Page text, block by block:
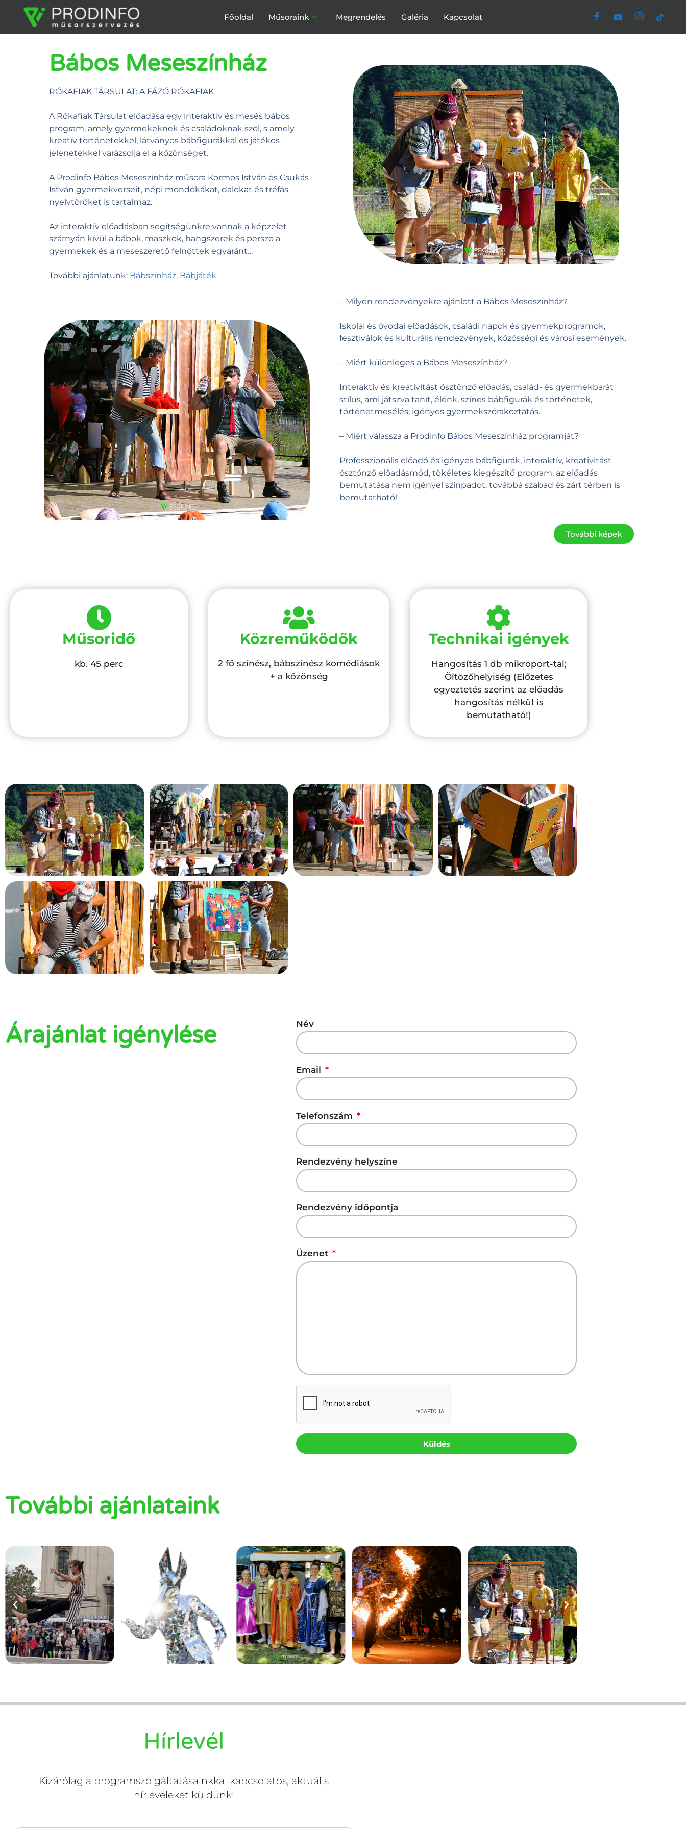
Főoldal Műsoraink Megrendelés Galéria Kapcsolat
Bábos Meseszínház
RÓKAFIAK TÁRSULAT: A FÁZÓ RÓKAFIAK
A Rókafiak Társulat előadása egy interaktív és mesés bábos
program, amely gyermekeknek és családoknak szól, s amely
kreatív történetekkel, látványos bábfigurákkal és játékos
jelenetekkel varázsolja el a közönséget.
A Prodinfo Bábos Meseszínház műsora Kormos István és Csukás
István gyermekverseit, népi mondókákat, dalokat és tréfás
nyelvtörőket is tartalmaz.
Az interaktív előadásban segítségünkre vannak a képzelet
szárnyán kívül a bábok, maszkok, hangszerek és persze a
gyermekek és a meseszerető felnőttek egyaránt…
További ajánlatunk: Bábszínház, Bábjáték
– Milyen rendezvényekre ajánlott a Bábos Meseszínház?
Iskolai és óvodai előadások, családi napok és gyermekprogramok,
fesztiválok és kulturális rendezvények, közösségi és városi események.
– Miért különleges a Bábos Meseszínház?
Interaktív és kreativitást ösztönző előadás, család- és gyermekbarát
stílus, ami játszva tanít, élénk, színes bábfigurák és történetek,
történetmesélés, igényes gyermekszórakoztatás.
– Miért válassza a Prodinfo Bábos Meseszínház programját?
Professzionális előadó és igényes bábfigurák, interaktív, kreativitást
ösztönző előadásmód, tökéletes kiegészítő program, az előadás
bemutatása nem igényel színpadot, továbbá szabad és zárt térben is
bemutatható!
További képek
Műsoridő
kb. 45 perc
Közreműködők
2 fő színész, bábszínész komédiások
+ a közönség
Technikai igények
Hangosítás 1 db mikroport-tal;
Öltözőhelyiség (Előzetes
egyeztetés szerint az előadás
hangosítás nélkül is
bemutatható!)
Árajánlat igénylése Név
Email
Telefonszám
Rendezvény helyszíne
Rendezvény időpontja
Üzenet
Küldés
További ajánlataink
Hírlevél
Kizárólag a programszolgáltatásainkkal kapcsolatos, aktuális
hírleveleket küldünk!